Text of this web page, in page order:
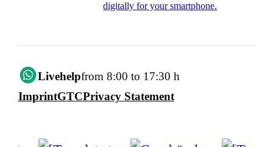
digitally for your smartphone.
Livehelpfrom 8:00 to 17:30 h
ImprintGTCPrivacy Statement